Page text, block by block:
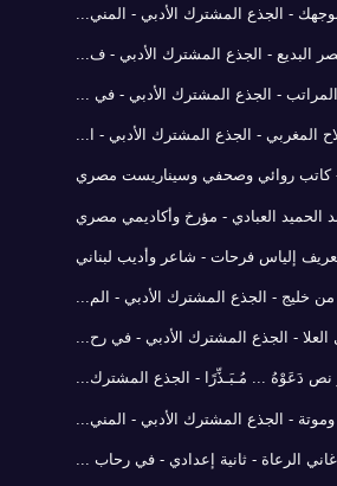
- الجذع المشترك الأدبي - المني...
- الجذع المشترك الأدبي - ف...
- الجذع المشترك الأدبي - في ...
المغربي - الجذع المشترك الأدبي - ا...
روائي وصحفي وسيناريست مصري
الحميد العبادي - مؤرخ وأكاديمي مصري
إلياس فرحات - شاعر وأديب لبناني
خليج - الجذع المشترك الأدبي - الم...
- الجذع المشترك الأدبي - في رح...
نص دَعَوْهُ ... مُـبَـذِّرًا - الجذع المشترك...
- الجذع المشترك الأدبي - المني...
الرعاة - ثانية إعدادي - في رحاب ...